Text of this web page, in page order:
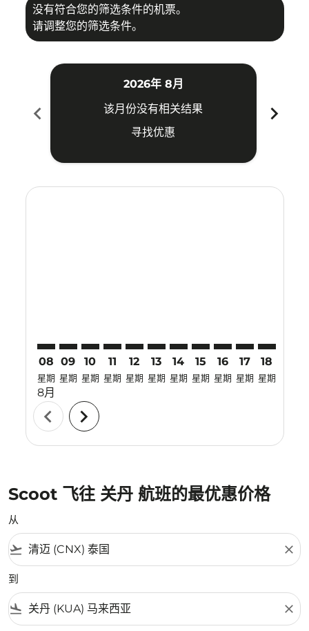
没有符合您的筛选条件的机票。
请调整您的筛选条件。
chevron_left
2026年 8月
该月份没有相关结果
寻找优惠
chevron_right
08
星期
8月
09
星期
10
星期
11
星期
12
星期
13
星期
14
星期
15
星期
16
星期
17
星期
18
星期
chevron_left chevron_right
Scoot 飞往 关丹 航班的最优惠价格
从
flight_takeoff close
到
flight_land close